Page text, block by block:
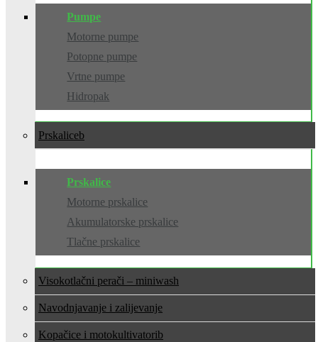
Pumpe
Motorne pumpe
Potopne pumpe
Vrtne pumpe
Hidropak
Prskalice
Prskalice
Motorne prskalice
Akumulatorske prskalice
Tlačne prskalice
Visokotlačni perači – miniwash
Navodnjavanje i zalijevanje
Kopačice i motokultivatori